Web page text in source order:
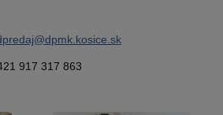
917 317 863